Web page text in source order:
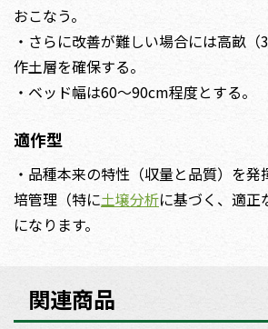
おこなう。
・さらに改善が難しい場合には高畝（
作土層を確保する。
・ベッド幅は60～90cm程度とする。
適作型
・品種本来の特性（収量と品質）を
培管理（特に土壌分析に基づく、適正
になります。
関連商品